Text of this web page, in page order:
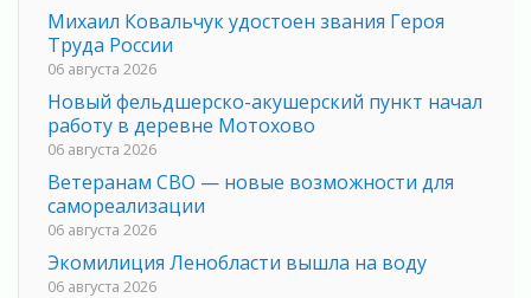
Михаил Ковальчук удостоен звания Героя
Труда России
06 августа 2026
Новый фельдшерско-акушерский пункт начал
работу в деревне Мотохово
06 августа 2026
Ветеранам СВО — новые возможности для
самореализации
06 августа 2026
Экомилиция Ленобласти вышла на воду
06 августа 2026